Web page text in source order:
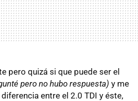
pero quizá si que puede ser el
pero no hubo respuesta) y me
entre el 2.0 TDI y éste,